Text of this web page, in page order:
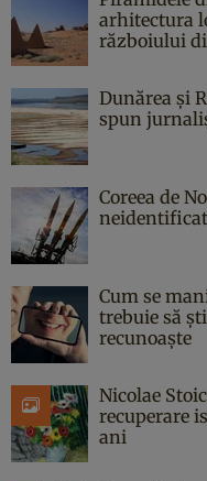
arhitectura
războiului
Dunărea și
spun
Coreea de
Cum se
trebuie să
recunoaște
Nicolae
recuperare
ani